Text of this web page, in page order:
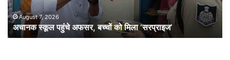
‘सरप्राइज’
August 7, 2026
अचानक स्कूल पहुंचे अफसर, बच्चों को मिला ‘सरप्राइज’